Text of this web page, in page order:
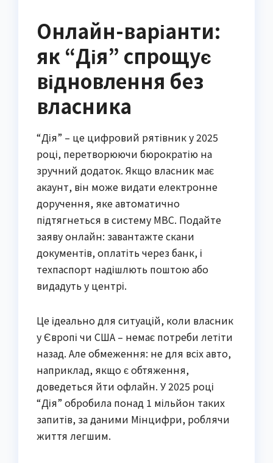
Онлайн-варіанти:
як “Дія” спрощує
відновлення без
власника
“Дія” – це цифровий рятівник у 2025
році, перетворюючи бюрократію на
зручний додаток. Якщо власник має
акаунт, він може видати електронне
доручення, яке автоматично
підтягнеться в систему МВС. Подайте
заяву онлайн: завантажте скани
документів, оплатіть через банк, і
техпаспорт надішлють поштою або
видадуть у центрі.
Це ідеально для ситуацій, коли власник
у Європі чи США – немає потреби летіти
назад. Але обмеження: не для всіх авто,
наприклад, якщо є обтяження,
доведеться йти офлайн. У 2025 році
“Дія” обробила понад 1 мільйон таких
запитів, за даними Мінцифри, роблячи
життя легшим.